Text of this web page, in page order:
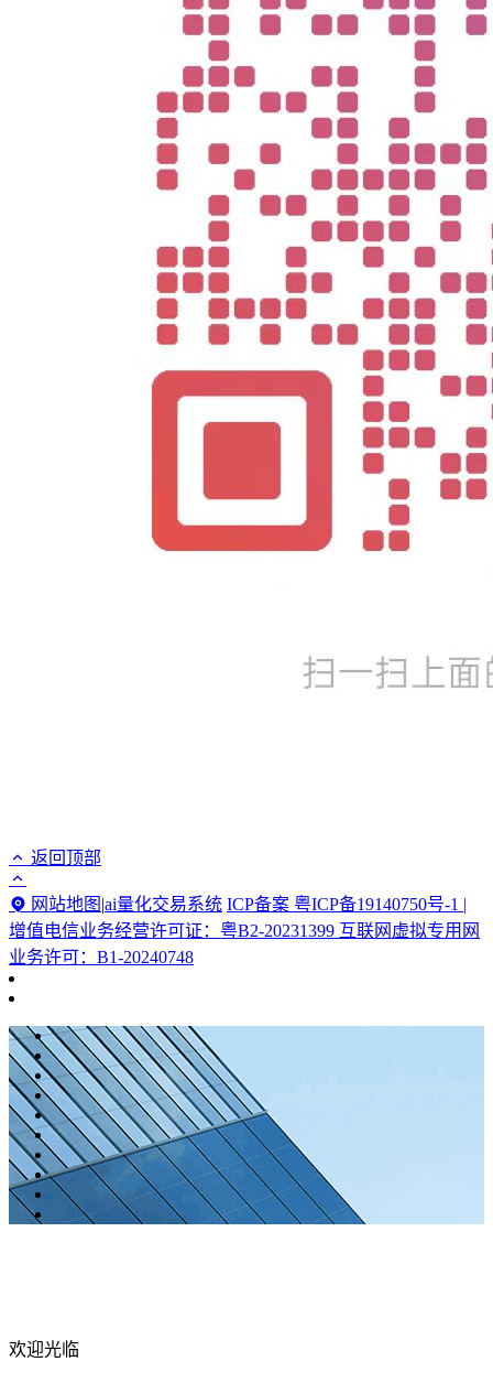
返回顶部
网站地图 |ai量化交易系统 ICP备案 粤ICP备19140750号-1 |
增值电信业务经营许可证：粤B2-20231399 互联网虚拟专用网
业务许可：B1-20240748
欢迎光临